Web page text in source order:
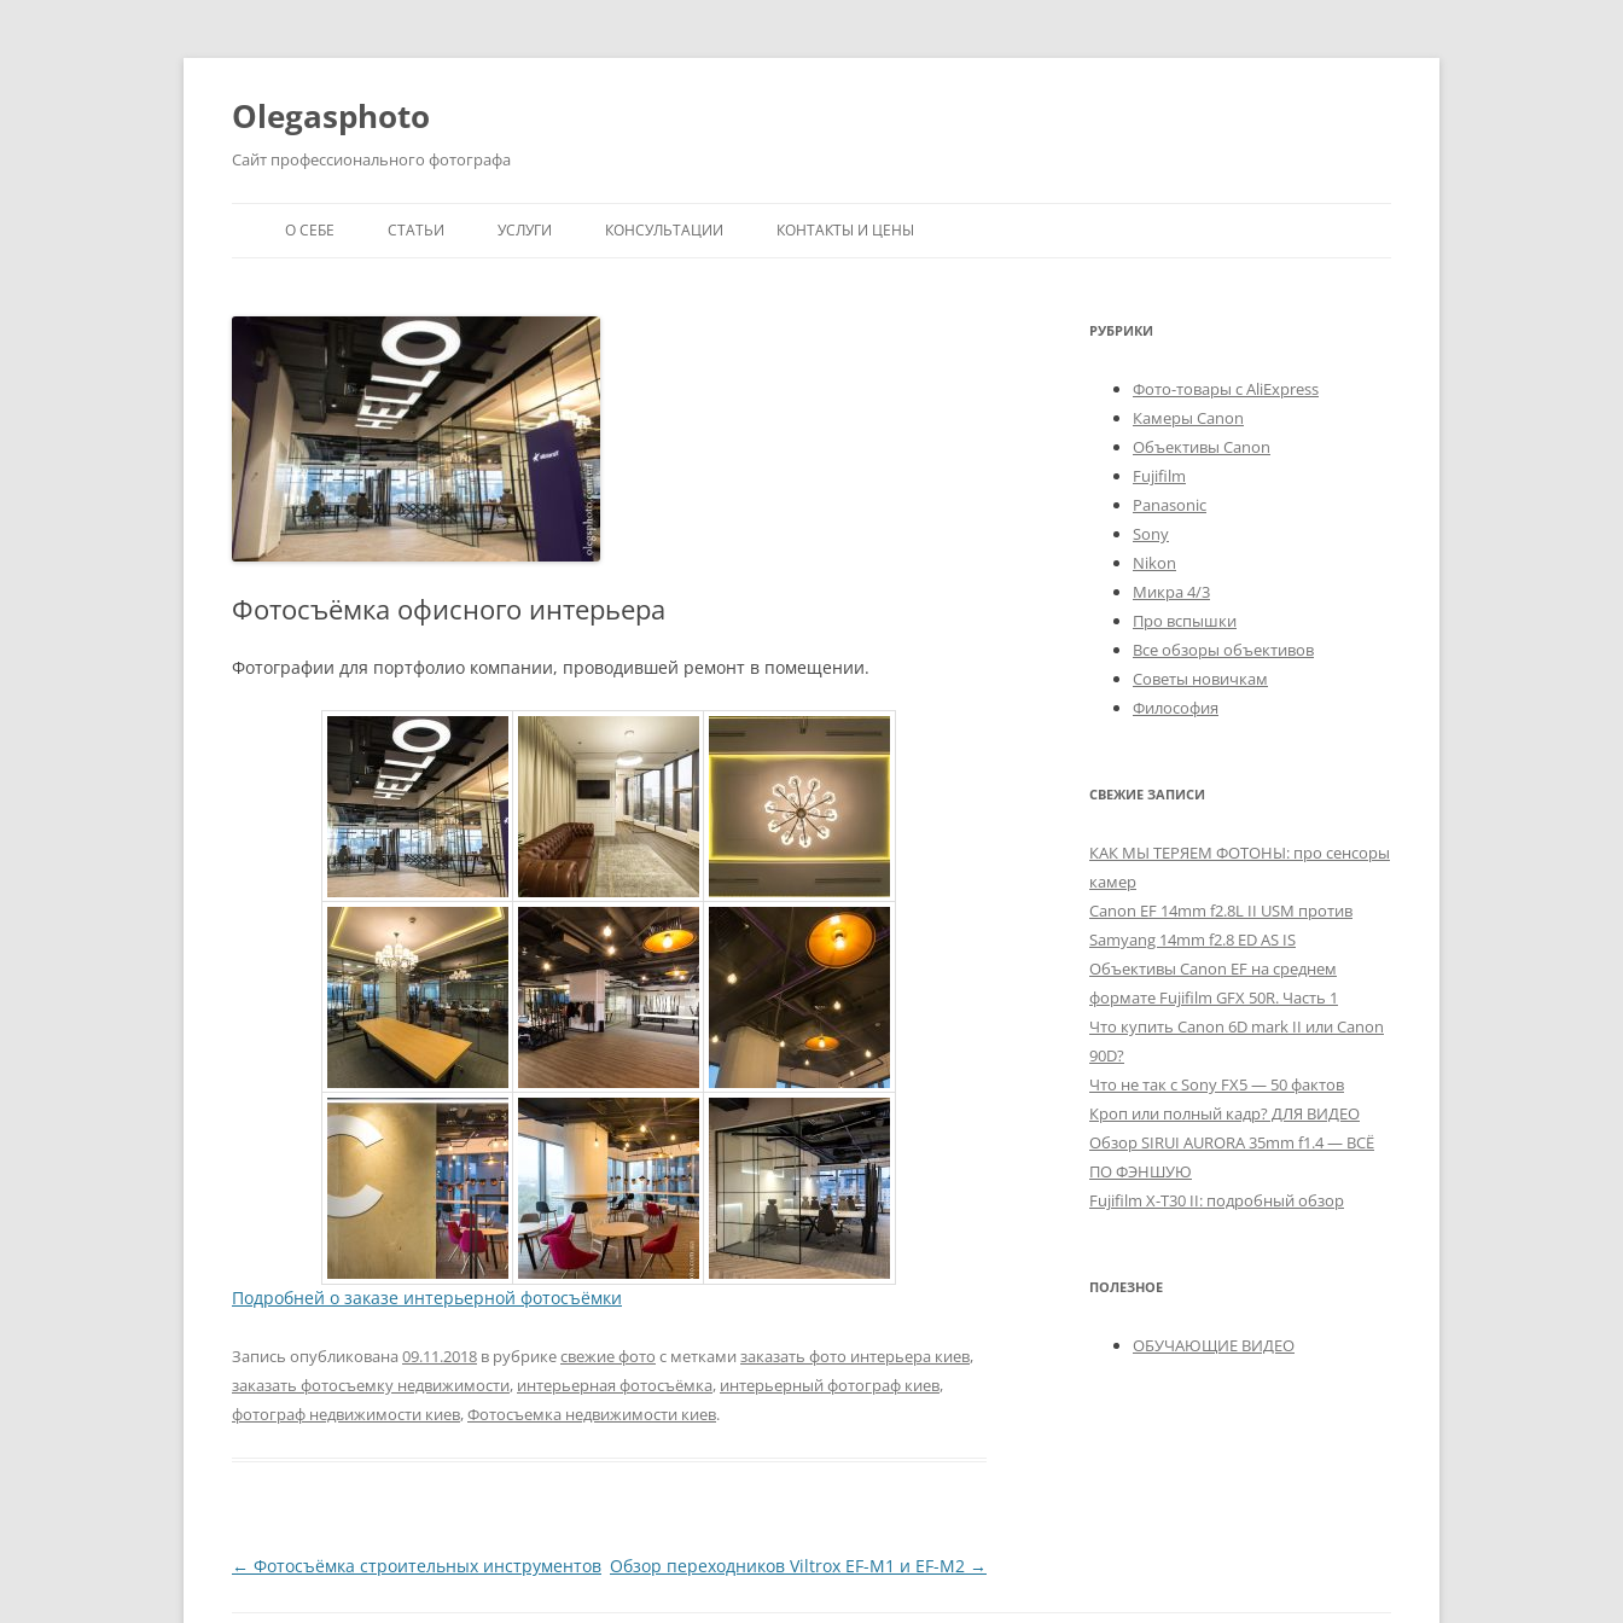
Olegasphoto
Сайт профессионального фотографа
к
содержимому
О СЕБЕ СТАТЬИ УСЛУГИ КОНСУЛЬТАЦИИ КОНТАКТЫ И ЦЕНЫ
Фотосъёмка офисного интерьера
Фотографии для портфолио компании, проводившей ремонт в помещении.
Подробней о заказе интерьерной фотосъёмки
Запись опубликована 09.11.2018 в рубрикесвежие фото с метками заказать фото интерьера киев,
заказать фотосъемку недвижимости, интерьерная фотосъёмка, интерьерный фотограф киев,
фотограф недвижимости киев,Фотосъемка недвижимости киев.
Навигация
← Фотосъёмка строительных инструментов Обзор переходников Viltrox EF-M1 и EF-M2 →
РУБРИКИ
Фото-товары с AliExpress
Камеры Canon
Объективы Canon
Fujifilm
Panasonic
Sony
Nikon
Микра 4/3
Про вспышки
Все обзоры объективов
Советы новичкам
Философия
СВЕЖИЕ ЗАПИСИ
КАК МЫ ТЕРЯЕМ ФОТОНЫ: про сенсоры
камер
Canon EF 14mm f2.8L II USM против
Samyang 14mm f2.8 ED AS IS
Объективы Canon EF на среднем
формате Fujifilm GFX 50R. Часть 1
Что купить Canon 6D mark II или Canon
90D?
Что не так с Sony FX5 — 50 фактов
Кроп или полный кадр? ДЛЯ ВИДЕО
Обзор SIRUI AURORA 35mm f1.4 — ВСЁ
ПО ФЭНШУЮ
Fujifilm X-T30 II: подробный обзор
ПОЛЕЗНОЕ
ОБУЧАЮЩИЕ ВИДЕО